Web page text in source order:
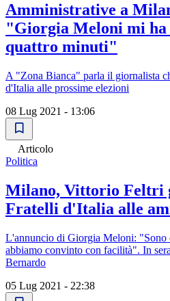
Amministrative a
"Giorgia Meloni mi ha
quattro minuti"
A "Zona Bianca" parla il giornalista
d'Italia alle prossime elezioni
08 Lug 2021 - 13:06
Articolo
Politica
Milano, Vittorio Feltri
Fratelli d'Italia alle
L'annuncio di Giorgia Meloni: "Sono
abbiamo convinto con facilità". In
Bernardo
05 Lug 2021 - 22:38